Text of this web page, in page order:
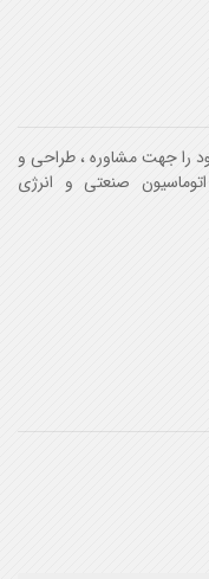
را جهت مشاوره ، طراحی و
صنعتی و انرژی